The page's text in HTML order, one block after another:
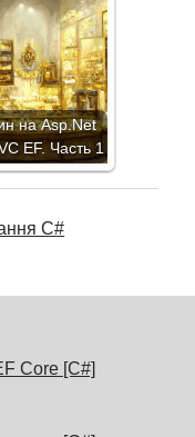
на Asp.Net
EF. Часть 1
C#
Core [C#]